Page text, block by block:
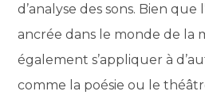
d’analyse des sons. Bien que
ancrée dans le monde de la
également s’appliquer à
comme la poésie ou le